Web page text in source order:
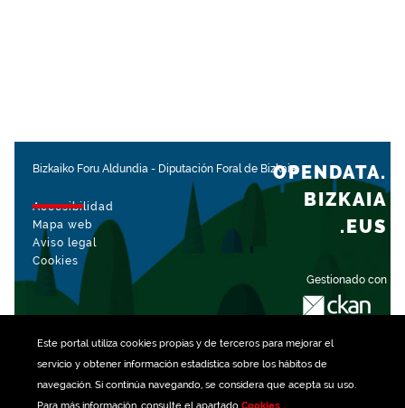
Este portal utiliza cookiespropias y de terceros para mejorar el
servicio y obtener información estadística sobre los hábitos de
navegación. Si continúa navegando, se considera que acepta su uso.
Bizkaiko Foru Aldundia - Diputación Foral de Bizkaia
Accesibilidad
Mapa web
Aviso legal
Cookies
Gestionado con
OPENDATA.
BIZKAIA
.EUS